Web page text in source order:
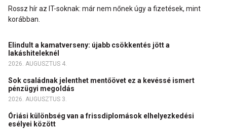
Rossz hír az IT-soknak: már nem nőnek úgy a fizetések, mint
korábban.
Elindult a kamatverseny: újabb csökkentés jött a
lakáshiteleknél
2026. AUGUSZTUS 4.
Sok családnak jelenthet mentőövet ez a kevéssé ismert
pénzügyi megoldás
2026. AUGUSZTUS 3.
Óriási különbség van a frissdiplomások elhelyezkedési
esélyei között